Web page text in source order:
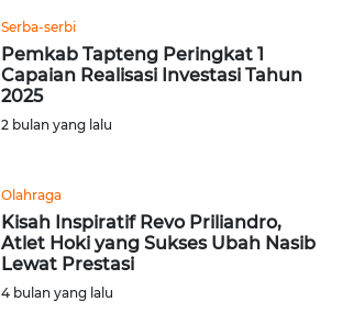
Serba-serbi
Pemkab Tapteng Peringkat 1
Capaian Realisasi Investasi Tahun
2025
2 bulan yang lalu
Olahraga
Kisah Inspiratif Revo Priliandro,
Atlet Hoki yang Sukses Ubah Nasib
Lewat Prestasi
4 bulan yang lalu